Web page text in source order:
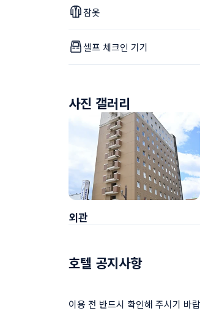
잠옷
셀프 체크인 기기
사진 갤러리
외관
호텔 공지사항
이용 전 반드시 확인해 주시기 바